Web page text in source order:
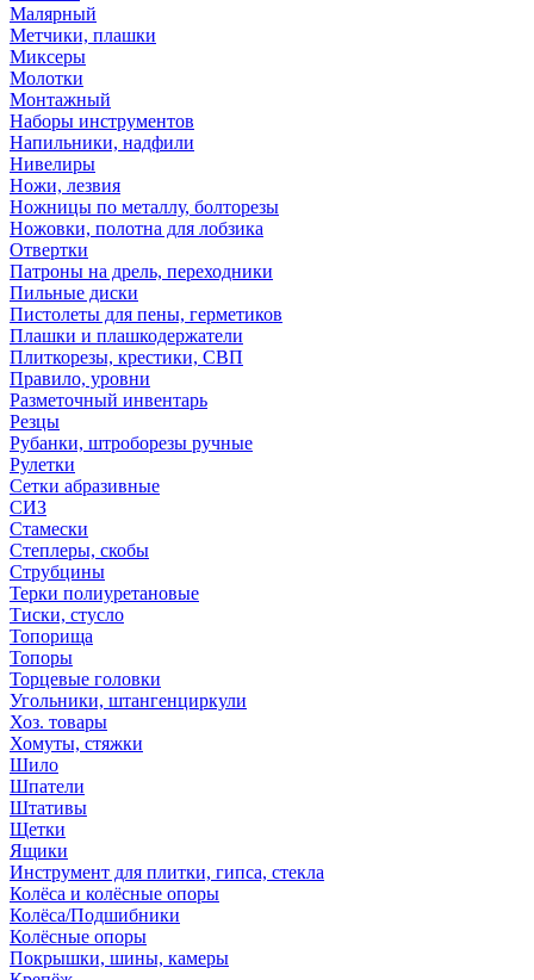
Малярный
Метчики, плашки
Миксеры
Молотки
Монтажный
Наборы инструментов
Напильники, надфили
Нивелиры
Ножи, лезвия
Ножницы по металлу, болторезы
Ножовки, полотна для лобзика
Отвертки
Патроны на дрель, переходники
Пильные диски
Пистолеты для пены, герметиков
Плашки и плашкодержатели
Плиткорезы, крестики, СВП
Правило, уровни
Разметочный инвентарь
Резцы
Рубанки, штроборезы ручные
Рулетки
Сетки абразивные
СИЗ
Стамески
Степлеры, скобы
Струбцины
Терки полиуретановые
Тиски, стусло
Топорища
Топоры
Торцевые головки
Угольники, штангенциркули
Хоз. товары
Хомуты, стяжки
Шило
Шпатели
Штативы
Щетки
Ящики
Инструмент для плитки, гипса, стекла
Колёса и колёсные опоры
Колёса/Подшибники
Колёсные опоры
Покрышки, шины, камеры